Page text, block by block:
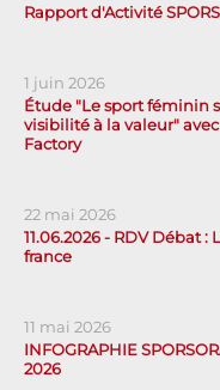
Rapport d'Activité
1 juin 2026
Étude "Le sport féminin
visibilité à la valeur"
Factory
22 mai 2026
11.06.2026 - RDV Débat
france
11 mai 2026
INFOGRAPHIE
2026